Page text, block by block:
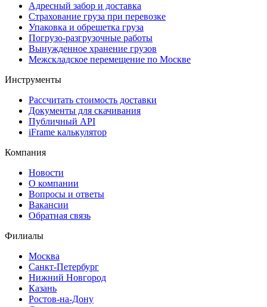
Адресный забор и доставка
Страхование груза при перевозке
Упаковка и обрешетка груза
Погрузо-разгрузочные работы
Вынужденное хранение грузов
Межскладское перемещение по Москве
Инструменты
Рассчитать стоимость доставки
Документы для скачивания
Публичный API
iFrame калькулятор
Компания
Новости
О компании
Вопросы и ответы
Вакансии
Обратная связь
Филиалы
Москва
Санкт-Петербург
Нижний Новгород
Казань
Ростов-на-Дону